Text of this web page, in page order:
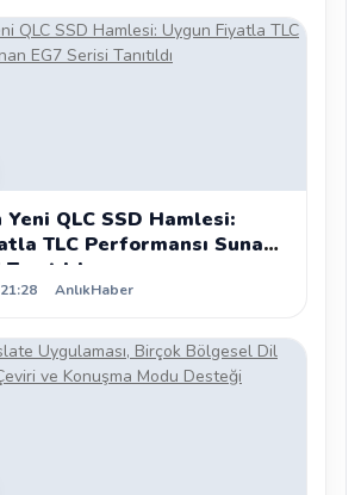
QLC SSD Hamlesi:
TLC Performansı Sunan
AnlıkHaber